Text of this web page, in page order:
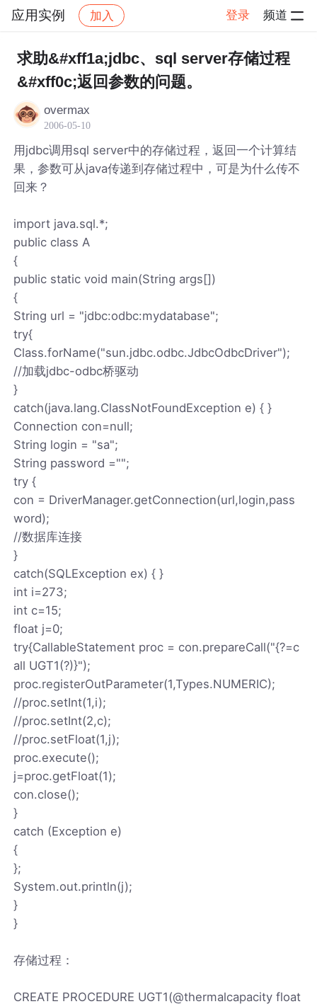
应用实例 加入 登录 频道
社区 应用实例 帖子详情
求助&#xff1a;jdbc、sql server存储过程
&#xff0c;返回参数的问题。
overmax
2006-05-10
用jdbc调用sql server中的存储过程，返回一个计算结
果，参数可从java传递到存储过程中，可是为什么传不
回来？
import java.sql.*;
public class A
{
public static void main(String args[])
{
String url = "jdbc:odbc:mydatabase";
try{
Class.forName("sun.jdbc.odbc.JdbcOdbcDriver");
//加载jdbc-odbc桥驱动
}
catch(java.lang.ClassNotFoundException e) { }
Connection con=null;
String login = "sa";
String password ="";
try {
con = DriverManager.getConnection(url,login,pass
word);
//数据库连接
}
catch(SQLException ex) { }
int i=273;
int c=15;
float j=0;
try{CallableStatement proc = con.prepareCall("{?=c
all UGT1(?)}");
proc.registerOutParameter(1,Types.NUMERIC);
//proc.setInt(1,i);
//proc.setInt(2,c);
//proc.setFloat(1,j);
proc.execute();
j=proc.getFloat(1);
con.close();
}
catch (Exception e)
{
};
System.out.println(j);
}
}
存储过程：
CREATE PROCEDURE UGT1(@thermalcapacity float